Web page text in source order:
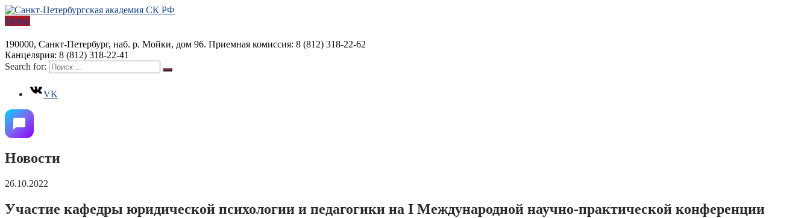
Меню
190000, Санкт-Петербург, наб. р. Мойки, дом 96. Приемная комиссия: 8 (812) 318-22-62
Канцелярия: 8 (812) 318-22-41
Search for:
VK
Новости
26.10.2022
Участие кафедры юридической психологии и педагогики на I Международной научно-практической конференции